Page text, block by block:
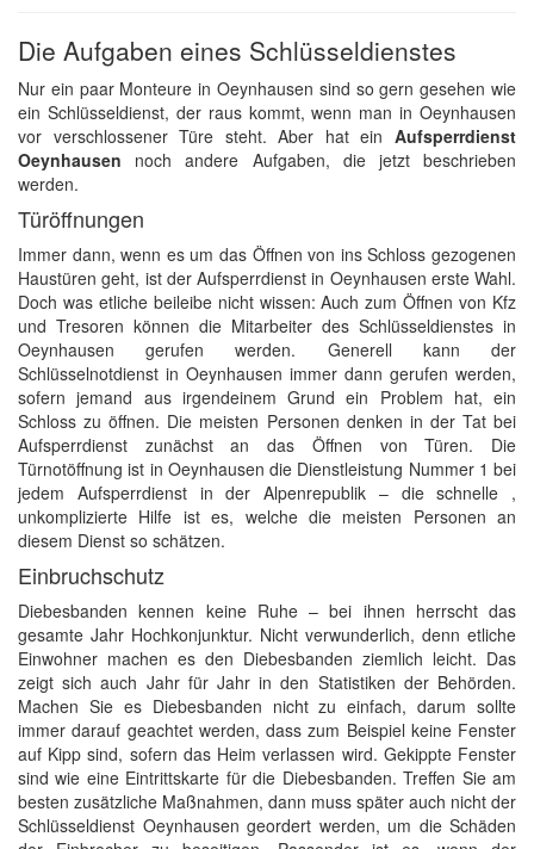
Die Aufgaben eines Schlüsseldienstes
Nur ein paar Monteure in Oeynhausen sind so gern gesehen wie
ein Schlüsseldienst, der raus kommt, wenn man in Oeynhausen
vor verschlossener Türe steht. Aber hat ein Aufsperrdienst
Oeynhausen noch andere Aufgaben, die jetzt beschrieben
werden.
Türöffnungen
Immer dann, wenn es um das Öffnen von ins Schloss gezogenen
Haustüren geht, ist der Aufsperrdienst in Oeynhausen erste Wahl.
Doch was etliche beileibe nicht wissen: Auch zum Öffnen von Kfz
und Tresoren können die Mitarbeiter des Schlüsseldienstes in
Oeynhausen gerufen werden. Generell kann der
Schlüsselnotdienst in Oeynhausen immer dann gerufen werden,
sofern jemand aus irgendeinem Grund ein Problem hat, ein
Schloss zu öffnen. Die meisten Personen denken in der Tat bei
Aufsperrdienst zunächst an das Öffnen von Türen. Die
Türnotöffnung ist in Oeynhausen die Dienstleistung Nummer 1 bei
jedem Aufsperrdienst in der Alpenrepublik – die schnelle ,
unkomplizierte Hilfe ist es, welche die meisten Personen an
diesem Dienst so schätzen.
Einbruchschutz
Diebesbanden kennen keine Ruhe – bei ihnen herrscht das
gesamte Jahr Hochkonjunktur. Nicht verwunderlich, denn etliche
Einwohner machen es den Diebesbanden ziemlich leicht. Das
zeigt sich auch Jahr für Jahr in den Statistiken der Behörden.
Machen Sie es Diebesbanden nicht zu einfach, darum sollte
immer darauf geachtet werden, dass zum Beispiel keine Fenster
auf Kipp sind, sofern das Heim verlassen wird. Gekippte Fenster
sind wie eine Eintrittskarte für die Diebesbanden. Treffen Sie am
besten zusätzliche Maßnahmen, dann muss später auch nicht der
Schlüsseldienst Oeynhausen geordert werden, um die Schäden